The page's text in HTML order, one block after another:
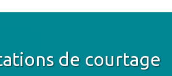
de courtage